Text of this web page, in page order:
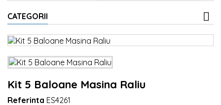
CATEGORII
Kit 5 Baloane Masina Raliu
Referinta ES4261